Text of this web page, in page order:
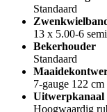
Standaard
13 x 5.00-6
Bekerhouder
Standaard
7-gauge 122
Uitwerpkanaal
Hoogwaardig